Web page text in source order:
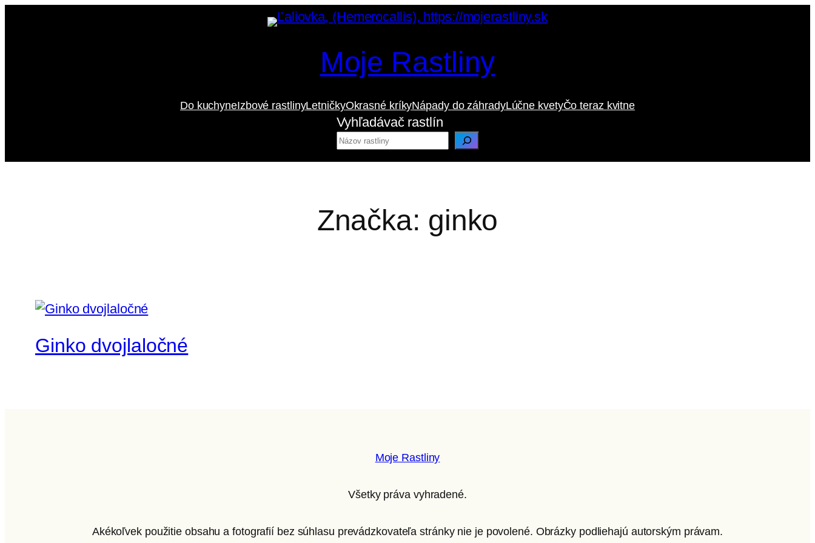
Moje Rastliny
Do kuchyneIzbové rastlinyLetničkyOkrasné kríkyNápady do záhradyLúčne kvetyČo teraz kvitne
Vyhľadávač rastlín
Značka: ginko
Ginko dvojlaločné
Moje Rastliny
Všetky práva vyhradené.
Akékoľvek použitie obsahu a fotografií bez súhlasu prevádzkovateľa stránky nie je povolené. Obrázky podliehajú autorským právam.